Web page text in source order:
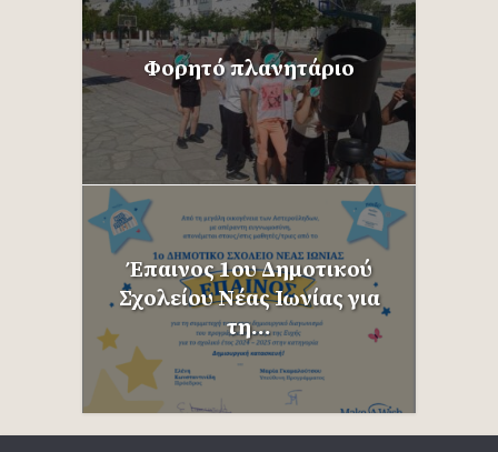
Φορητό πλανητάριο
Έπαινος 1ου Δημοτικού
Σχολείου Νέας Ιωνίας για
τη...